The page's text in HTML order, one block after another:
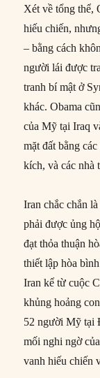
Xét về tổng thể,
hiếu chiến,
– bằng cách
người lái được
tranh bí mật ở
khác. Obama
của Mỹ tại Iraq
mặt đất bằng
kích, và các nhà
Iran chắc chắn
phải được ủng
đạt thỏa thuận
thiết lập hòa
Iran kể từ cuộc
khủng hoảng
52 người Mỹ tại
mối nghi ngờ
vanh hiếu chiến